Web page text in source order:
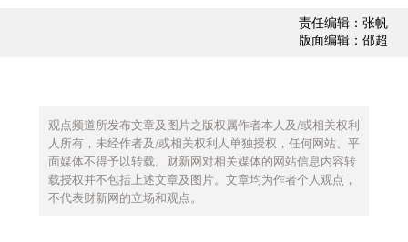
责任编辑：张帆
版面编辑：邵超
观点频道所发布文章及图片之版权属作者本人及/或相关权利
人所有，未经作者及/或相关权利人单独授权，任何网站、平
面媒体不得予以转载。财新网对相关媒体的网站信息内容转
载授权并不包括上述文章及图片。文章均为作者个人观点，
不代表财新网的立场和观点。